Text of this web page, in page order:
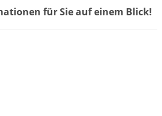
für Sie auf einem Blick!